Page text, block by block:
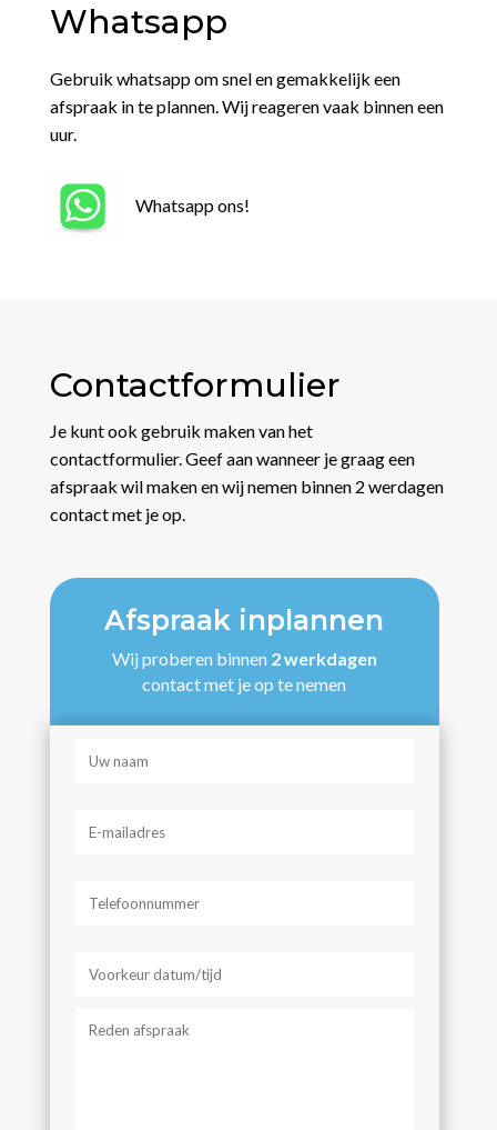
Whatsapp
Gebruik whatsapp om snel en gemakkelijk een
afspraak in te plannen. Wij reageren vaak binnen een
uur.
Whatsapp ons!
Contactformulier
Je kunt ook gebruik maken van het
contactformulier. Geef aan wanneer je graag een
afspraak wil maken en wij nemen binnen 2 werdagen
contact met je op.
Afspraak inplannen
Wij proberen binnen 2 werkdagen
contact met je op te nemen